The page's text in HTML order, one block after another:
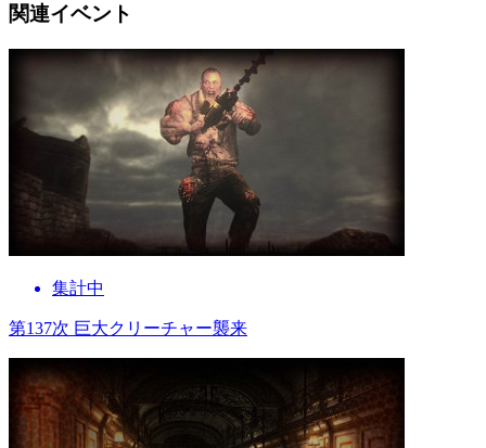
関連イベント
集計中
第137次 巨大クリーチャー襲来